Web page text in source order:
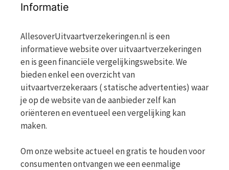
Informatie
AllesoverUitvaartverzekeringen.nl is een
informatieve website over uitvaartverzekeringen
en is geen financiële vergelijkingswebsite. We
bieden enkel een overzicht van
uitvaartverzekeraars ( statische advertenties) waar
je op de website van de aanbieder zelf kan
oriënteren en eventueel een vergelijking kan
maken.
Om onze website actueel en gratis te houden voor
consumenten ontvangen we een eenmalige